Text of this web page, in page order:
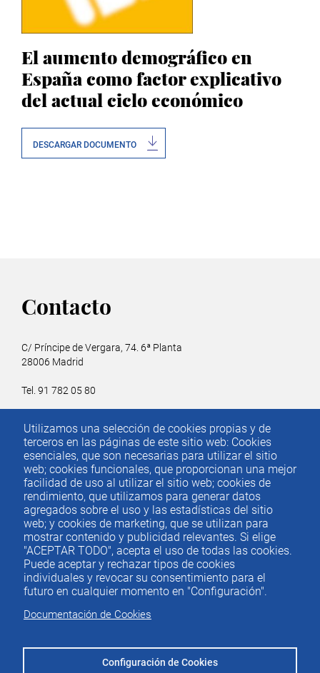
Utilizamos una selección de cookies propias y de
terceros en las páginas de este sitio web: Cookies
esenciales, que son necesarias para utilizar el sitio
web; cookies funcionales, que proporcionan una mejor
facilidad de uso al utilizar el sitio web; cookies de
rendimiento, que utilizamos para generar datos
agregados sobre el uso y las estadísticas del sitio
web; y cookies de marketing, que se utilizan para
mostrar contenido y publicidad relevantes. Si elige
"ACEPTAR TODO", acepta el uso de todas las cookies.
Puede aceptar y rechazar tipos de cookies
individuales y revocar su consentimiento para el
futuro en cualquier momento en "Configuración".
Documentación de Cookies
Configuración de Cookies
El aumento demográfico en
España como factor explicativo
del actual ciclo económico
DESCARGAR DOCUMENTO
Contacto
C/ Príncipe de Vergara, 74. 6ª Planta
28006 Madrid
Tel. 91 782 05 80
Menú
del
pie
Contacto
Menu
footer
ACTUALIDAD
IEE
PUBLICACIONES
IDEAS Y PENSAMIENTO
PREMIOS IEE
CONTACTO